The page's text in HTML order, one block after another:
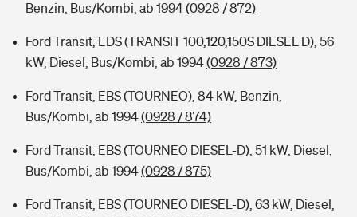
Benzin, Bus/Kombi, ab 1994(0928 / 872)
Ford Transit, EDS (TRANSIT 100,120,150S DIESEL D), 56
kW, Diesel, Bus/Kombi, ab 1994(0928 / 873)
Ford Transit, EBS (TOURNEO), 84 kW, Benzin,
Bus/Kombi, ab 1994(0928 / 874)
Ford Transit, EBS (TOURNEO DIESEL-D), 51 kW, Diesel,
Bus/Kombi, ab 1994(0928 / 875)
Ford Transit, EBS (TOURNEO DIESEL-D), 63 kW, Diesel,